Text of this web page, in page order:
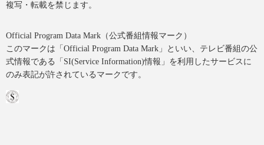
複写・転載を禁じます。
Official Program Data Mark（公式番組情報マーク）
このマークは「Official Program Data Mark」といい、テレビ番組の公
式情報である「SI(Service Information)情報」を利用したサービスに
のみ表記が許されているマークです。